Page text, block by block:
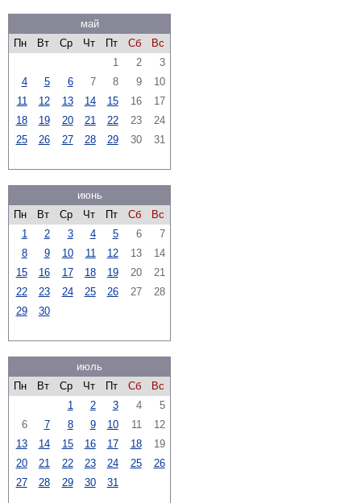
май
Пн
Вт Ср Чт Пт Сб
Вс
1
2
3
4
5 6 7 8 9
10
11
12 13 14 15 16
17
18
19 20 21 22 23
24
25
26 27 28 29 30 31
июнь
Пн
Вт Ср Чт Пт Сб
Вс
1
2 3 4 5 6
7
8
9 10 11 12 13
14
15
16 17 18 19 20
21
22
23 24 25 26 27
28
29
30
июль
Пн
Вт Ср Чт Пт Сб
Вс
1
2 3 4
5
6
7 8 9 10 11
12
13
14 15 16 17 18
19
20
21 22 23 24 25
26
27
28 29 30 31